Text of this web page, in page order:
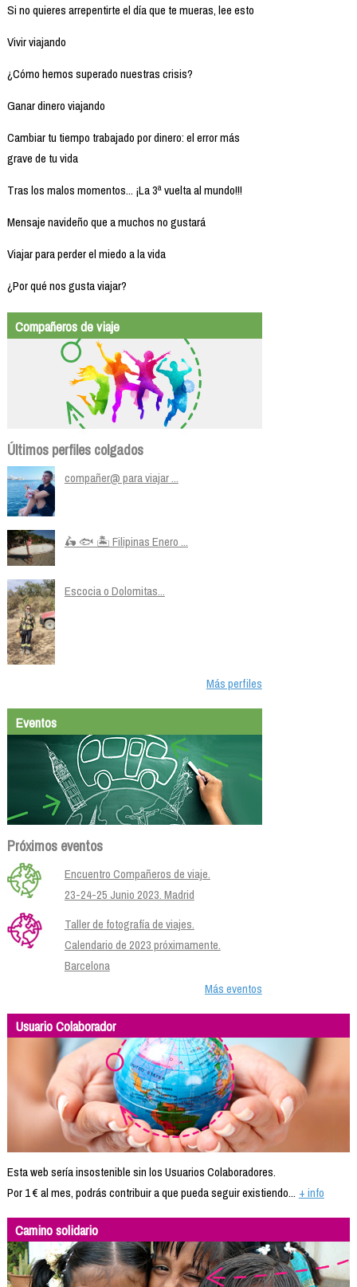
Si no quieres arrepentirte el día que te mueras, lee esto
Vivir viajando
¿Cómo hemos superado nuestras crisis?
Ganar dinero viajando
Cambiar tu tiempo trabajado por dinero: el error más
grave de tu vida
Tras los malos momentos... ¡La 3ª vuelta al mundo!!!
Mensaje navideño que a muchos no gustará
Viajar para perder el miedo a la vida
¿Por qué nos gusta viajar?
Compañeros de viaje
Últimos perfiles colgados
compañer@ para viajar ...
🛵 🐟 🏝️ Filipinas Enero ...
Escocia o Dolomitas...
Más perfiles
Eventos
Próximos eventos
Encuentro Compañeros de viaje.
23-24-25 Junio 2023. Madrid
Taller de fotografía de viajes.
Calendario de 2023 próximamente.
Barcelona
Más eventos
Usuario Colaborador
Esta web sería insostenible sin los Usuarios Colaboradores.
Por 1 € al mes, podrás contribuir a que pueda seguir existiendo... + info
Camino solidario